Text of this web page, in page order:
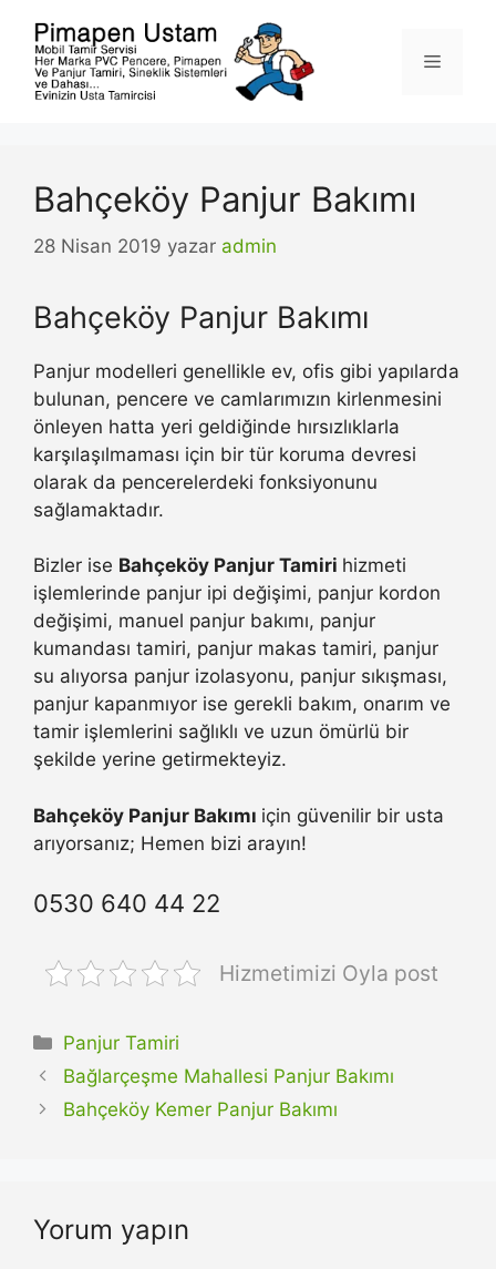
Menü
Bahçeköy Panjur Bakımı
28 Nisan 2019 yazar admin
Bahçeköy Panjur Bakımı
Panjur modelleri genellikle ev, ofis gibi yapılarda
bulunan, pencere ve camlarımızın kirlenmesini
önleyen hatta yeri geldiğinde hırsızlıklarla
karşılaşılmaması için bir tür koruma devresi
olarak da pencerelerdeki fonksiyonunu
sağlamaktadır.
Bizler ise Bahçeköy Panjur Tamiri hizmeti
işlemlerinde panjur ipi değişimi, panjur kordon
değişimi, manuel panjur bakımı, panjur
kumandası tamiri, panjur makas tamiri, panjur
su alıyorsa panjur izolasyonu, panjur sıkışması,
panjur kapanmıyor ise gerekli bakım, onarım ve
tamir işlemlerini sağlıklı ve uzun ömürlü bir
şekilde yerine getirmekteyiz.
Bahçeköy Panjur Bakımı için güvenilir bir usta
arıyorsanız; Hemen bizi arayın!
0530 640 44 22
Hizmetimizi Oyla post
Kategoriler
Panjur Tamiri
Bağlarçeşme Mahallesi Panjur Bakımı
Bahçeköy Kemer Panjur Bakımı
Yorum yapın